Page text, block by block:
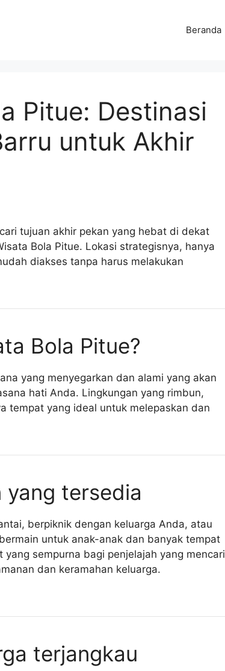
Beranda
Pitue: Destinasi
untuk Akhir
tujuan akhir pekan yang hebat di dekat
Bola Pitue. Lokasi strategisnya, hanya
diakses tanpa harus melakukan
Bola Pitue?
yang menyegarkan dan alami yang akan
hati Anda. Lingkungan yang rimbun,
tempat yang ideal untuk melepaskan dan
yang tersedia
berpiknik dengan keluarga Anda, atau
untuk anak-anak dan banyak tempat
sempurna bagi penjelajah yang mencari
dan keramahan keluarga.
terjangkau